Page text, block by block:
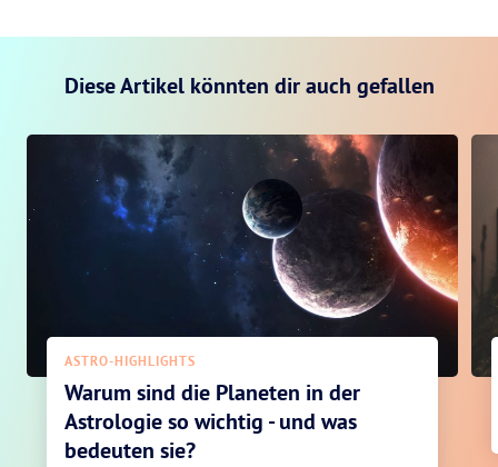
Diese Artikel könnten dir auch gefallen
ASTRO-HIGHLIGHTS
Warum sind die Planeten in der
Astrologie so wichtig - und was
bedeuten sie?